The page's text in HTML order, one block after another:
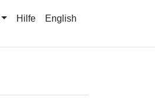
Hilfe English